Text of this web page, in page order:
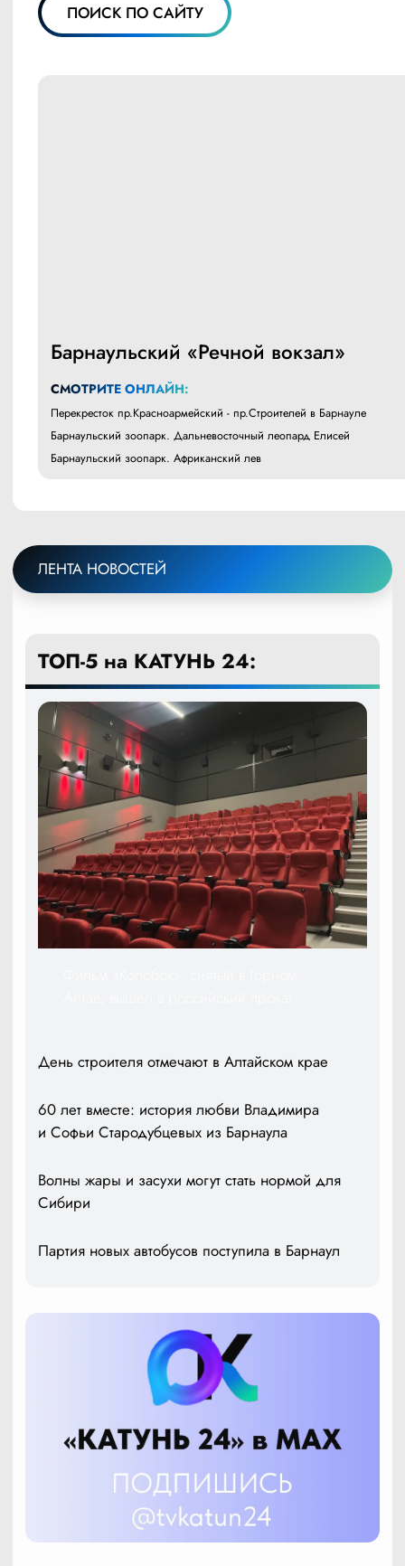
ПОИСК ПО САЙТУ
Барнаульский «Речной вокзал»
СМОТРИТЕ ОНЛАЙН:
Перекресток пр.Красноармейский - пр.Строителей в Барнауле
Барнаульский зоопарк. Дальневосточный леопард Елисей
Барнаульский зоопарк. Африканский лев
ЛЕНТА НОВОСТЕЙ
ТОП-5 на КАТУНЬ 24:
День строителя отмечают в Алтайском крае
60 лет вместе: история любви Владимира
и Софьи Стародубцевых из Барнаула
Волны жары и засухи могут стать нормой для
Сибири
Партия новых автобусов поступила в Барнаул